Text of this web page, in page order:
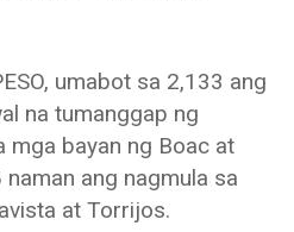
umabot sa 2,133 ang
na tumanggap ng
mga bayan ng Boac at
ang nagmula sa
at Torrijos.